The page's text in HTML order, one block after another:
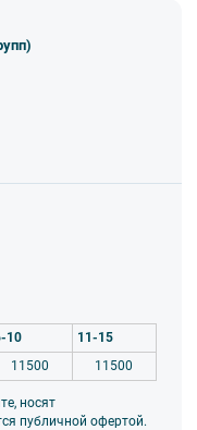
10
11-15
11500 11500
носят
публичной офертой.